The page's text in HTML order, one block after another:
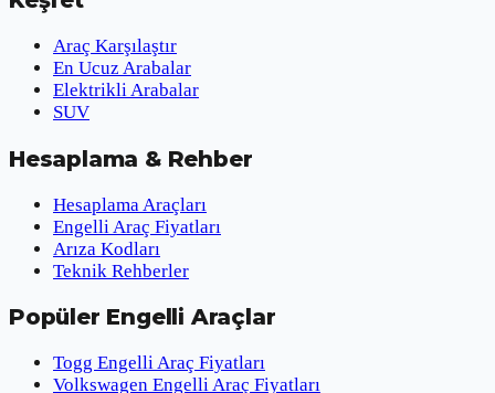
Araç Karşılaştır
En Ucuz Arabalar
Elektrikli Arabalar
SUV
Hesaplama & Rehber
Hesaplama Araçları
Engelli Araç Fiyatları
Arıza Kodları
Teknik Rehberler
Popüler Engelli Araçlar
Togg Engelli Araç Fiyatları
Volkswagen Engelli Araç Fiyatları